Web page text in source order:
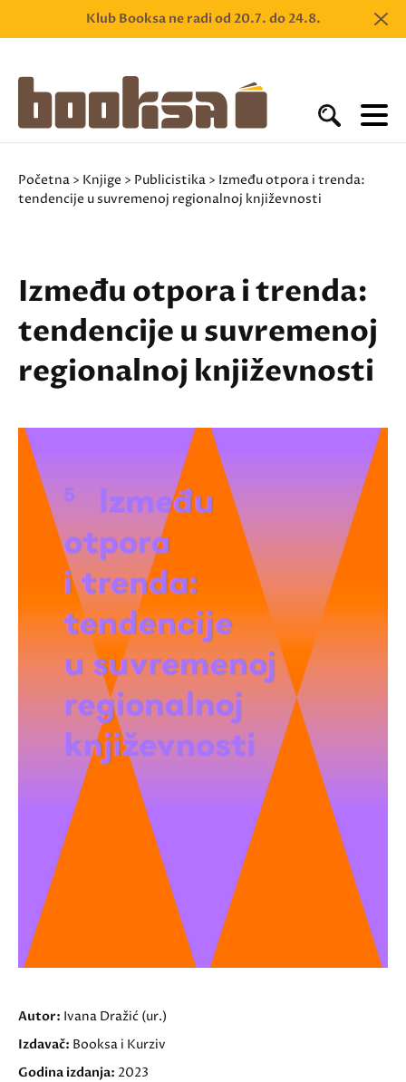
Klub Booksa ne radi od 20.7. do 24.8.
Početna > Knjige > Publicistika > Između otpora i trenda:
tendencije u suvremenoj regionalnoj književnosti
Između otpora i trenda:
tendencije u suvremenoj
regionalnoj književnosti
Autor: Ivana Dražić (ur.)
Izdavač: Booksa i Kurziv
Godina izdanja: 2023